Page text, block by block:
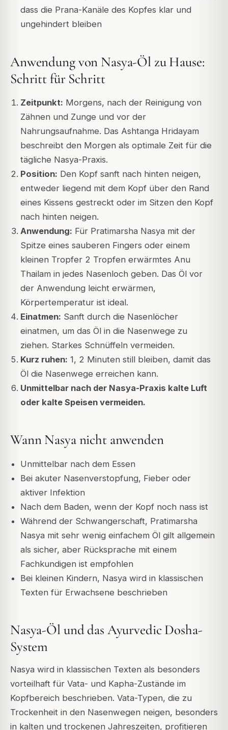
dass die Prana-Kanäle des Kopfes klar und
ungehindert bleiben
Anwendung von Nasya-Öl zu Hause:
Schritt für Schritt
Zeitpunkt: Morgens, nach der Reinigung von
Zähnen und Zunge und vor der
Nahrungsaufnahme. Das Ashtanga Hridayam
beschreibt den Morgen als optimale Zeit für die
tägliche Nasya-Praxis.
Position: Den Kopf sanft nach hinten neigen,
entweder liegend mit dem Kopf über den Rand
eines Kissens gestreckt oder im Sitzen den Kopf
nach hinten neigen.
Anwendung: Für Pratimarsha Nasya mit der
Spitze eines sauberen Fingers oder einem
kleinen Tropfer 2 Tropfen erwärmtes Anu
Thailam in jedes Nasenloch geben. Das Öl vor
der Anwendung leicht erwärmen,
Körpertemperatur ist ideal.
Einatmen: Sanft durch die Nasenlöcher
einatmen, um das Öl in die Nasenwege zu
ziehen. Starkes Schnüffeln vermeiden.
Kurz ruhen: 1, 2 Minuten still bleiben, damit das
Öl die Nasenwege erreichen kann.
Unmittelbar nach der Nasya-Praxis kalte Luft
oder kalte Speisen vermeiden.
Wann Nasya nicht anwenden
Unmittelbar nach dem Essen
Bei akuter Nasenverstopfung, Fieber oder
aktiver Infektion
Nach dem Baden, wenn der Kopf noch nass ist
Während der Schwangerschaft, Pratimarsha
Nasya mit sehr wenig einfachem Öl gilt allgemein
als sicher, aber Rücksprache mit einem
Fachkundigen ist empfohlen
Bei kleinen Kindern, Nasya wird in klassischen
Texten für Erwachsene beschrieben
Nasya-Öl und das Ayurvedic Dosha-
System
Nasya wird in klassischen Texten als besonders
vorteilhaft für Vata- und Kapha-Zustände im
Kopfbereich beschrieben. Vata-Typen, die zu
Trockenheit in den Nasenwegen neigen, besonders
in kalten und trockenen Jahreszeiten, profitieren